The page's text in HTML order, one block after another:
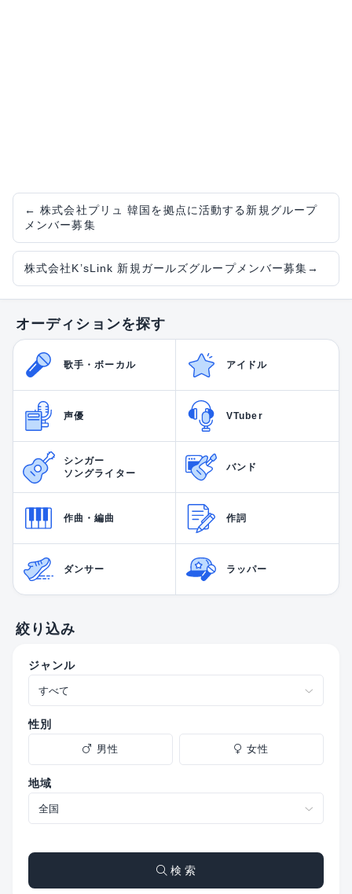
← 株式会社プリュ 韓国を拠点に活動する新規グループ
メンバー募集
株式会社K’sLink 新規ガールズグループメンバー募集→
オーディションを探す
歌手・ボーカル アイドル
声優 VTuber
シンガー
ソングライター
バンド
作曲・編曲 作詞
ダンサー ラッパー
絞り込み
ジャンル
性別
男性 女性
地域
検 索